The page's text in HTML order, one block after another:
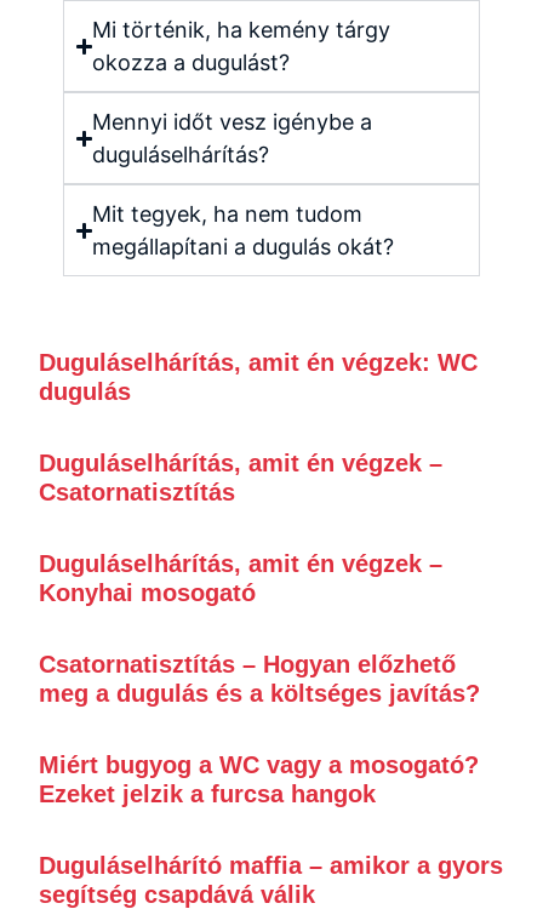
Mi történik, ha kemény tárgy
okozza a dugulást?
Mennyi időt vesz igénybe a
duguláselhárítás?
Mit tegyek, ha nem tudom
megállapítani a dugulás okát?
Duguláselhárítás, amit én végzek: WC
dugulás
Duguláselhárítás, amit én végzek –
Csatornatisztítás
Duguláselhárítás, amit én végzek –
Konyhai mosogató
Csatornatisztítás – Hogyan előzhető
meg a dugulás és a költséges javítás?
Miért bugyog a WC vagy a mosogató?
Ezeket jelzik a furcsa hangok
Duguláselhárító maffia – amikor a gyors
segítség csapdává válik